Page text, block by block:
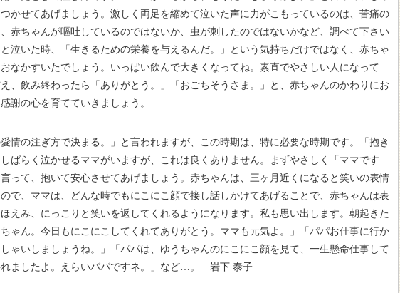
かせてあげましょう。激しく両足を縮めて泣いた声に力がこもっているのは、苦痛の
赤ちゃんが嘔吐しているのではないか、虫が刺したのではないかなど、調べて下さい
泣いた時、「生きるための栄養を与えるんだ。」という気持ちだけではなく、赤ちゃ
なかすいたでしょう。いっぱい飲んで大きくなってね。素直でやさしい人になって
、飲み終わったら「ありがとう。」「おごちそうさま。」と、赤ちゃんのかわりにお
謝の心を育てていきましょう。
愛情の注ぎ方で決まる。」と言われますが、この時期は、特に必要な時期です。「抱き
ばらく泣かせるママがいますが、これは良くありません。まずやさしく「ママです
って、抱いて安心させてあげましょう。赤ちゃんは、三ヶ月近くになると笑いの表情
で、ママは、どんな時でもにこにこ顔で接し話しかけてあげることで、赤ちゃんは表
えみ、にっこりと笑いを返してくれるようになります。私も思い出します。朝起きた
ゃん。今日もにこにこしてくれてありがとう。ママも元気よ。」「パパお仕事に行か
ゃいしましょうね。」「パパは、ゆうちゃんのにこにこ顔を見て、一生懸命仕事して
れましたよ。えらいパパですネ。」など…。 岩下 泰子